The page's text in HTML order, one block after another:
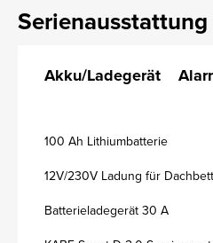
Serienausstattung
Akku/Ladegerät
100 Ah Lithiumbatterie
12V/230V Ladung für Dachbett
Batterieladegerät 30 A